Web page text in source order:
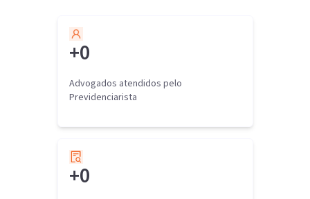
+0
Advogados atendidos pelo
Previdenciarista
+0